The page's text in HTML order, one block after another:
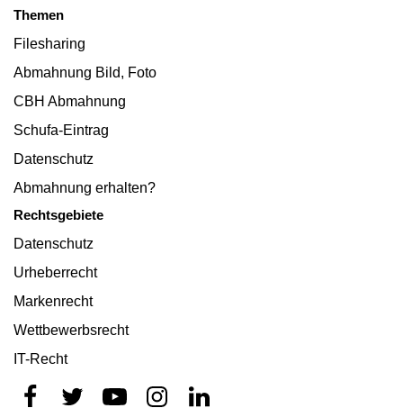
Themen
Filesharing
Abmahnung Bild, Foto
CBH Abmahnung
Schufa-Eintrag
Datenschutz
Abmahnung erhalten?
Rechtsgebiete
Datenschutz
Urheberrecht
Markenrecht
Wettbewerbsrecht
IT-Recht